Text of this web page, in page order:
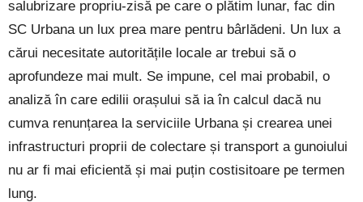
salubrizare propriu-zisă pe care o plătim lunar, fac din
SC Urbana un lux prea mare pentru bârlădeni. Un lux a
cărui necesitate autoritățile locale ar trebui să o
aprofundeze mai mult. Se impune, cel mai probabil, o
analiză în care edilii orașului să ia în calcul dacă nu
cumva renunțarea la serviciile Urbana și crearea unei
infrastructuri proprii de colectare și transport a gunoiului
nu ar fi mai eficientă și mai puțin costisitoare pe termen
lung.